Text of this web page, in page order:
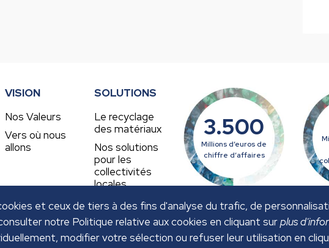
VISION
Nos Valeurs
Vers où nous
allons
SOLUTIONS
Le recyclage
des matériaux
Nos solutions
pour les
collectivités
locales
3.500
Millions d’euros de
chiffre d’affaires
POLITIQUE DES COOKIES
et ceux de tiers à des fins d'analyse du trafic, de
notre Politique relative aux cookies en cliquant surplus
modifier votre sélection ou refuser leur utilisation en